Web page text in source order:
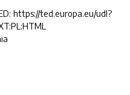
https://ted.europa.eu/udl?